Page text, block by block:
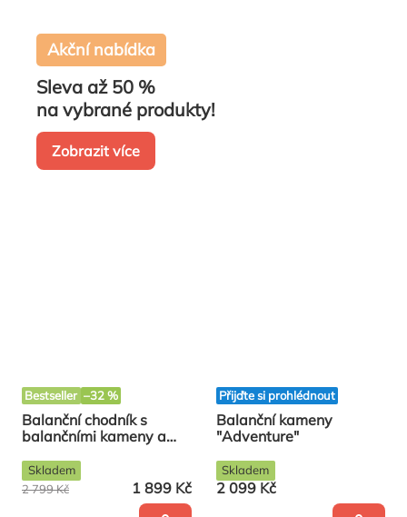
Akční nabídka
Sleva až 50 %
na vybrané produkty!
Zobrazit více
Bestseller –32 %
Balanční chodník s
balančními kameny a
1 899 Kč
2 799 Kč
Skladem
Přijďte si prohlédnout
Balanční kameny
"Adventure"
2 099 Kč
Skladem